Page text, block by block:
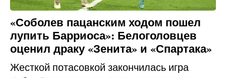
«Соболев пацанским ходом пошел
лупить Барриоса»: Белоголовцев
оценил драку «Зенита» и «Спартака»
Жесткой потасовкой закончилась игра